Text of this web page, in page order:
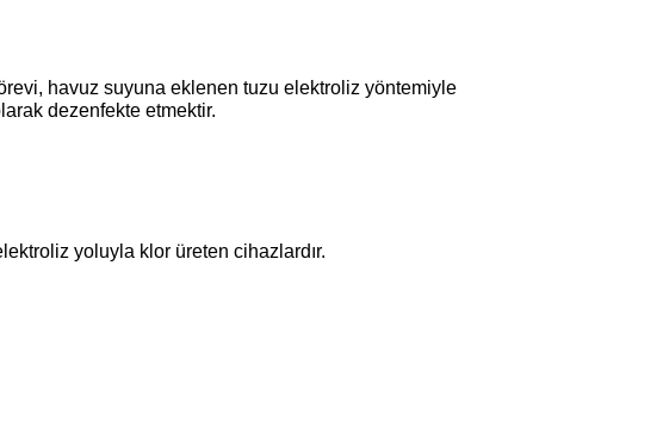
havuz suyuna eklenen tuzu elektroliz yöntemiyle
dezenfekte etmektir.
yoluyla klor üreten cihazlardır.